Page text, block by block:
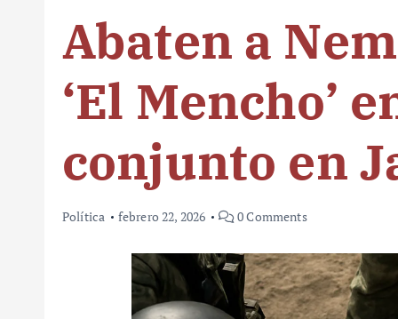
Abaten a
‘El Mencho’
conjunto en
Política febrero 22, 2026 0 Comments